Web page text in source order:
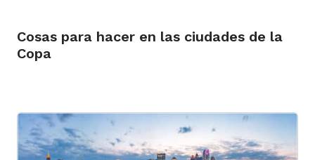
Cosas para hacer en las ciudades de la
Copa